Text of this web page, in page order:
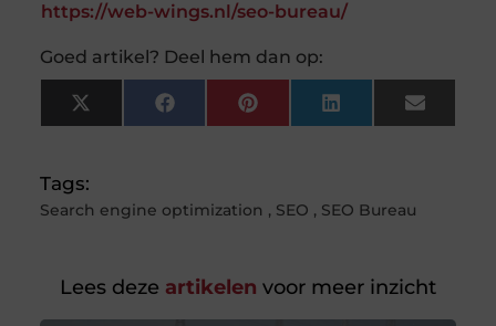
https://web-wings.nl/seo-bureau/
Goed artikel? Deel hem dan op:
X
(Twitter)
FacebookPinterestLinkedInEmail
Tags:
Search engine optimization , SEO , SEO Bureau
Lees deze artikelen voor meer inzicht